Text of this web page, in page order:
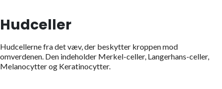
Hudceller
Hudcellerne fra det væv, der beskytter kroppen mod
omverdenen. Den indeholder Merkel-celler, Langerhans-celler,
Melanocytter og Keratinocytter.